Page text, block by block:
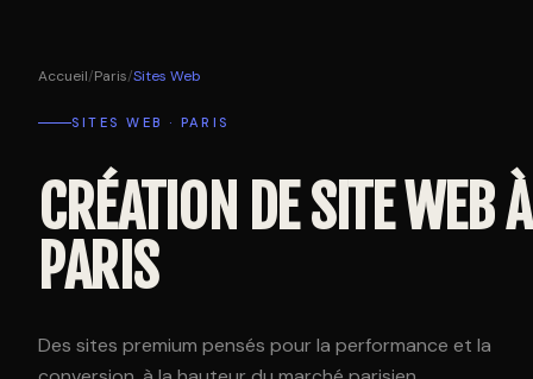
Accueil/Paris/Sites Web
SITES WEB · PARIS
CRÉATION DE SITE WEB À
PARIS
Des sites premium pensés pour la performance et la